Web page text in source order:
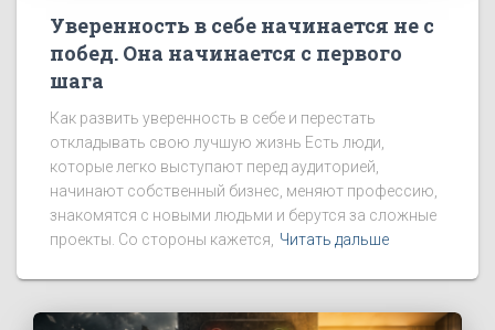
Уверенность в себе начинается не с
побед. Она начинается с первого
шага
Как развить уверенность в себе и перестать
откладывать свою лучшую жизнь Есть люди,
которые легко выступают перед аудиторией,
начинают собственный бизнес, меняют профессию,
знакомятся с новыми людьми и берутся за сложные
проекты. Со стороны кажется, Читать дальше